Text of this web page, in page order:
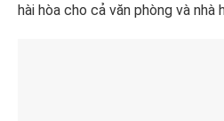
hài hòa cho cả văn phòng và nhà